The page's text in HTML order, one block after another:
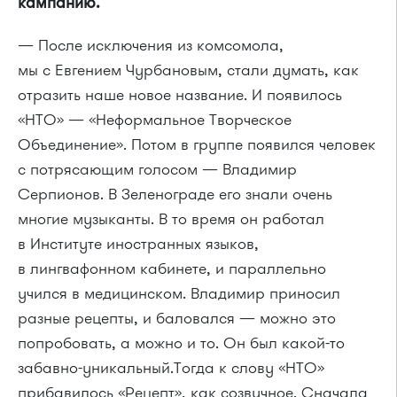
— После исключения из комсомола,
мы с Евгением Чурбановым, стали думать, как
отразить наше новое название. И появилось
«НТО» — «Неформальное Творческое
Объединение». Потом в группе появился человек
с потрясающим голосом — Владимир
Серпионов. В Зеленограде его знали очень
многие музыканты. В то время он работал
в Институте иностранных языков,
в лингвафонном кабинете, и параллельно
учился в медицинском. Владимир приносил
разные рецепты, и баловался — можно это
попробовать, а можно и то. Он был какой-то
забавно-уникальный.Тогда к слову «НТО»
прибавилось «Рецепт», как созвучное. Сначала